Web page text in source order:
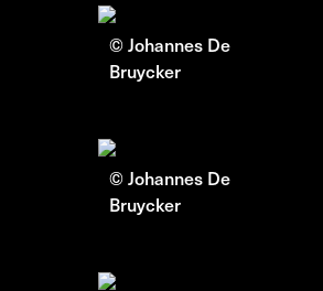
© Johannes De
Bruycker
© Johannes De
Bruycker